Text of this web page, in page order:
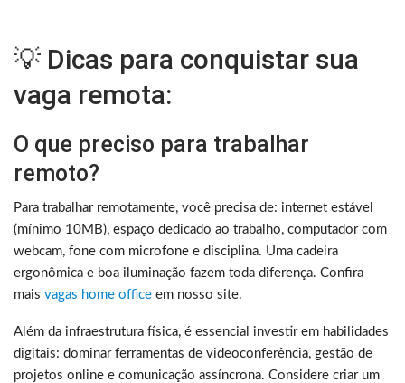
💡 Dicas para conquistar sua
vaga remota:
O que preciso para trabalhar
remoto?
Para trabalhar remotamente, você precisa de: internet estável
(mínimo 10MB), espaço dedicado ao trabalho, computador com
webcam, fone com microfone e disciplina. Uma cadeira
ergonômica e boa iluminação fazem toda diferença. Confira
mais vagas home office em nosso site.
Além da infraestrutura física, é essencial investir em habilidades
digitais: dominar ferramentas de videoconferência, gestão de
projetos online e comunicação assíncrona. Considere criar um